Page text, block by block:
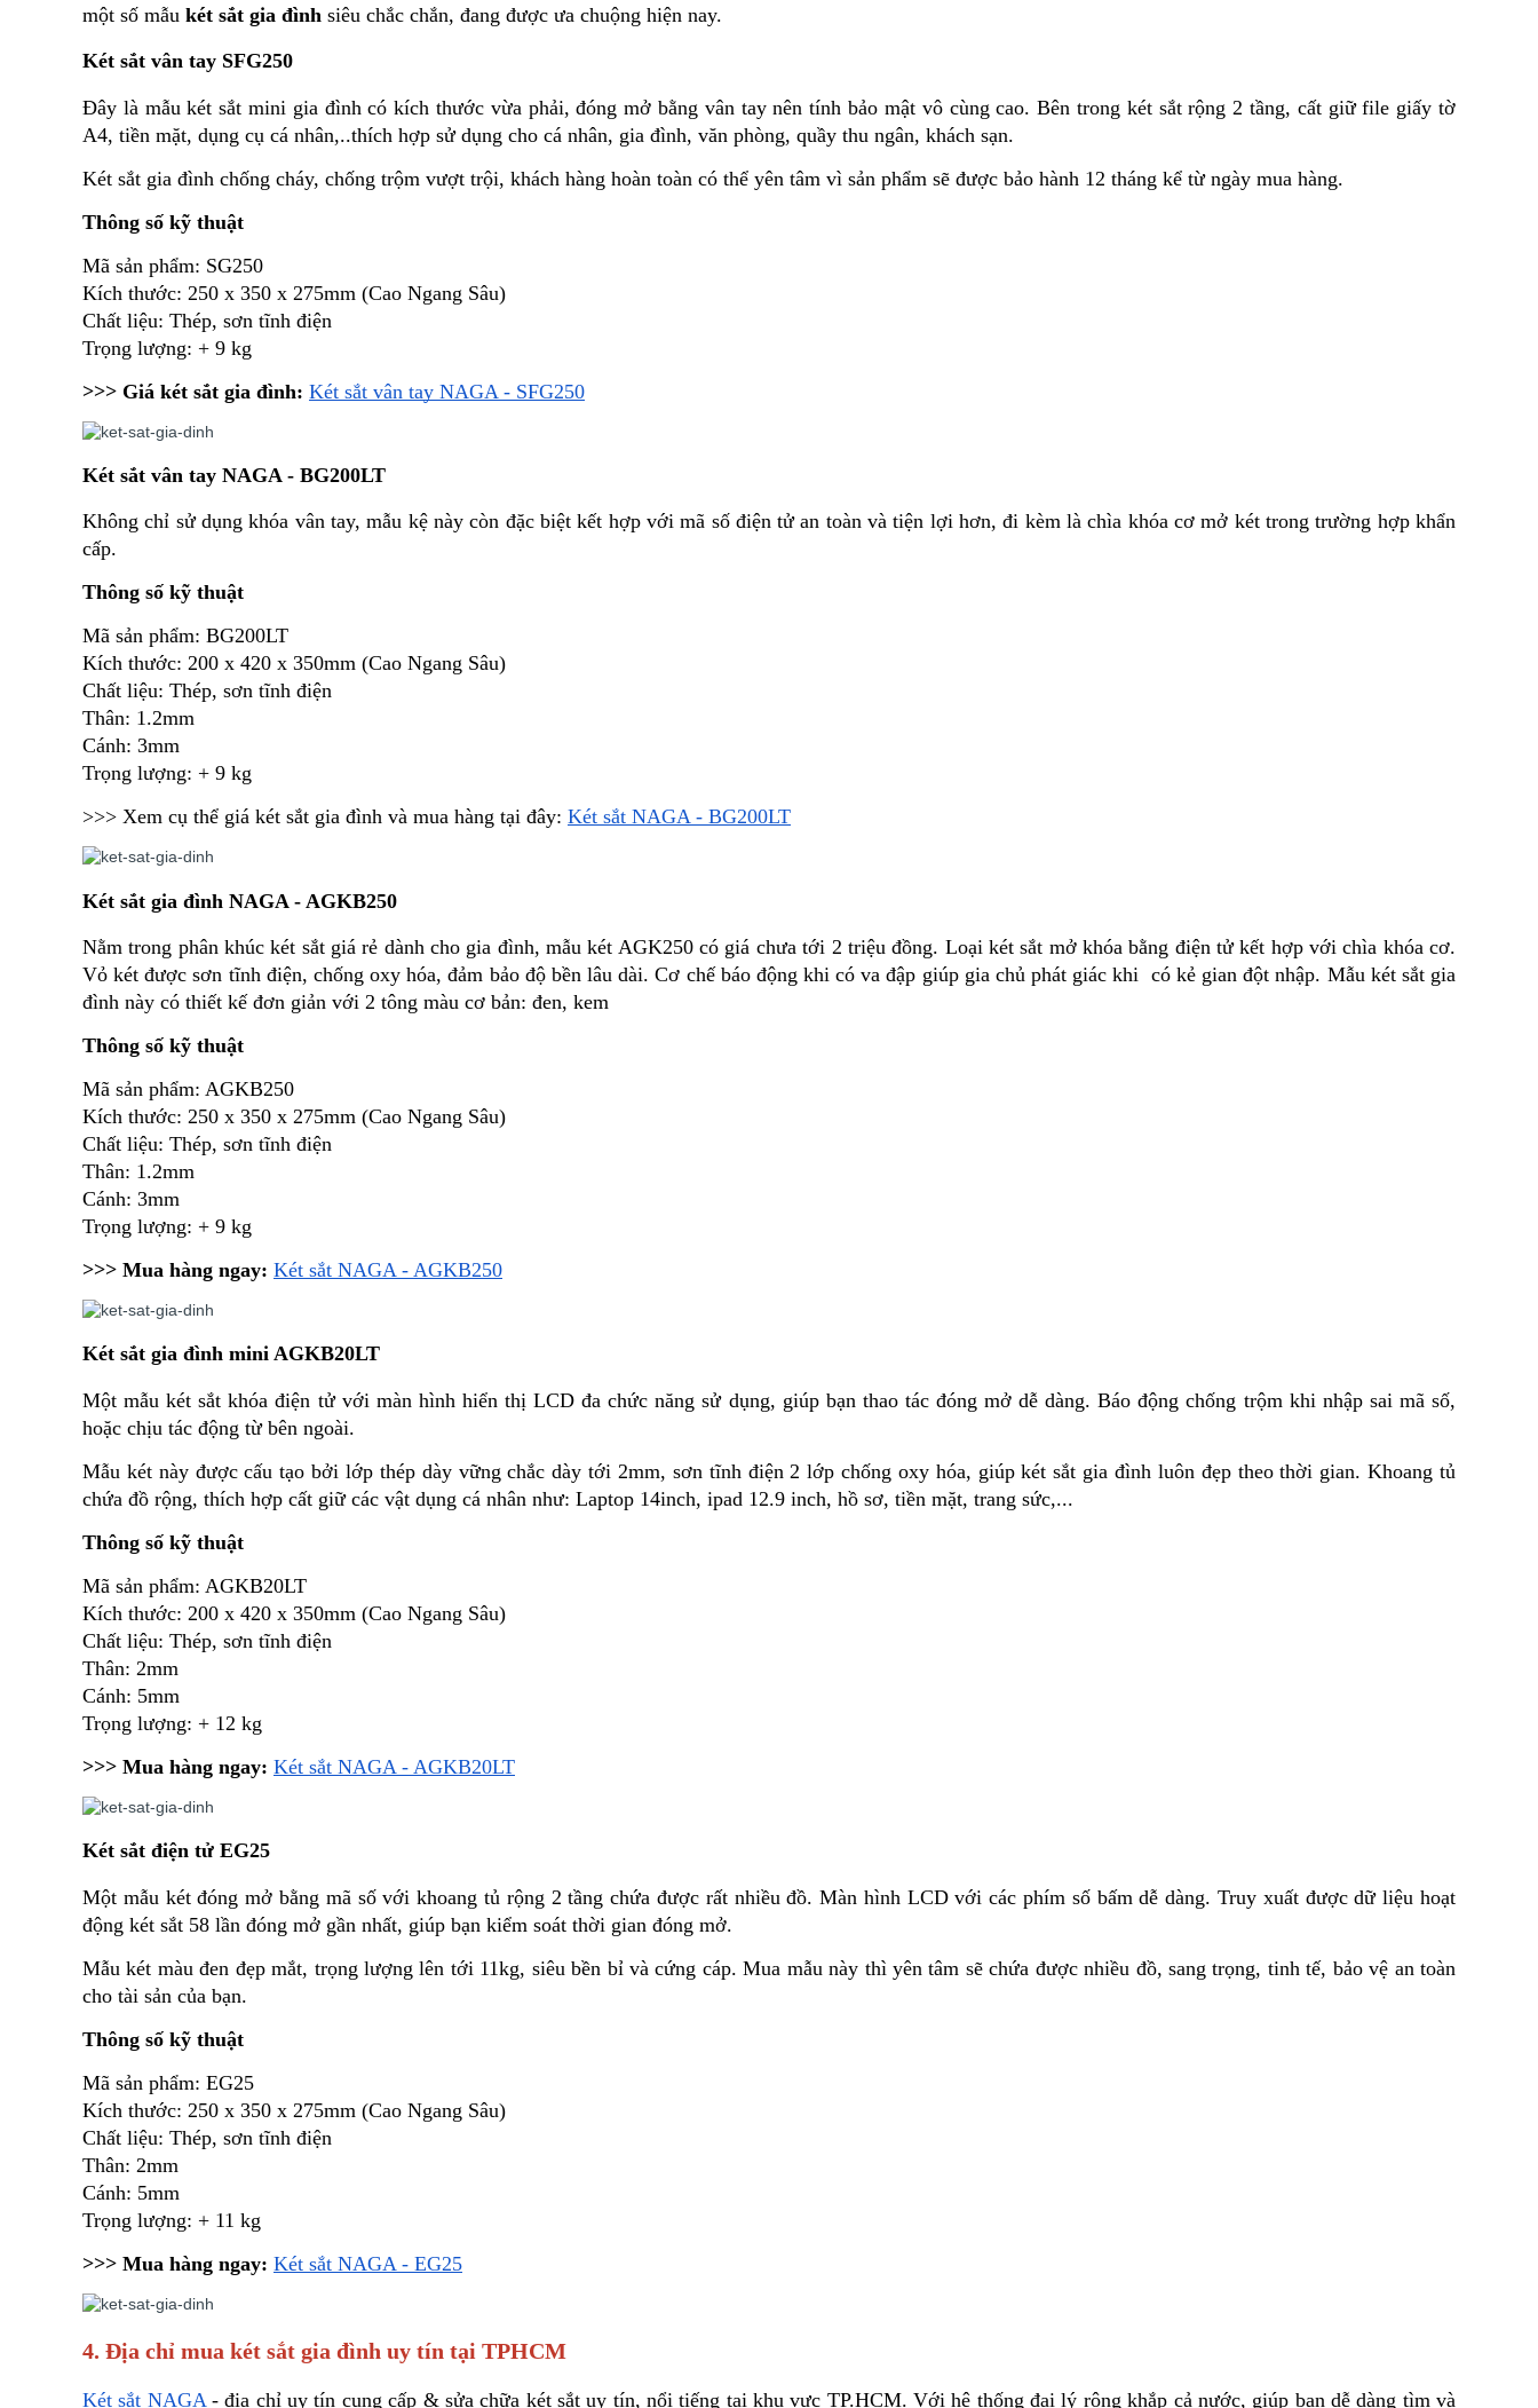
một số mẫu két sắt gia đình siêu chắc chắn, đang được ưa chuộng hiện nay.
Két sắt vân tay SFG250
Đây là mẫu két sắt mini gia đình có kích thước vừa phải, đóng mở bằng vân tay nên tính bảo mật vô cùng cao. Bên trong két sắt rộng 2 tầng, cất giữ file giấy tờ
A4, tiền mặt, dụng cụ cá nhân,..thích hợp sử dụng cho cá nhân, gia đình, văn phòng, quầy thu ngân, khách sạn.
Két sắt gia đình chống cháy, chống trộm vượt trội, khách hàng hoàn toàn có thể yên tâm vì sản phẩm sẽ được bảo hành 12 tháng kể từ ngày mua hàng.
Thông số kỹ thuật
Mã sản phẩm: SG250
Kích thước: 250 x 350 x 275mm (Cao Ngang Sâu)
Chất liệu: Thép, sơn tĩnh điện
Trọng lượng: + 9 kg
>>> Giá két sắt gia đình: Két sắt vân tay NAGA - SFG250
Két sắt vân tay NAGA - BG200LT
Không chỉ sử dụng khóa vân tay, mẫu kệ này còn đặc biệt kết hợp với mã số điện tử an toàn và tiện lợi hơn, đi kèm là chìa khóa cơ mở két trong trường hợp khẩn
cấp.
Thông số kỹ thuật
Mã sản phẩm: BG200LT
Kích thước: 200 x 420 x 350mm (Cao Ngang Sâu)
Chất liệu: Thép, sơn tĩnh điện
Thân: 1.2mm
Cánh: 3mm
Trọng lượng: + 9 kg
>>> Xem cụ thể giá két sắt gia đình và mua hàng tại đây: Két sắt NAGA - BG200LT
Két sắt gia đình NAGA - AGKB250
Nằm trong phân khúc két sắt giá rẻ dành cho gia đình, mẫu két AGK250 có giá chưa tới 2 triệu đồng. Loại két sắt mở khóa bằng điện tử kết hợp với chìa khóa cơ.
Vỏ két được sơn tĩnh điện, chống oxy hóa, đảm bảo độ bền lâu dài. Cơ chế báo động khi có va đập giúp gia chủ phát giác khi  có kẻ gian đột nhập. Mẫu két sắt gia
đình này có thiết kế đơn giản với 2 tông màu cơ bản: đen, kem
Thông số kỹ thuật
Mã sản phẩm: AGKB250
Kích thước: 250 x 350 x 275mm (Cao Ngang Sâu)
Chất liệu: Thép, sơn tĩnh điện
Thân: 1.2mm
Cánh: 3mm
Trọng lượng: + 9 kg
>>> Mua hàng ngay: Két sắt NAGA - AGKB250
Két sắt gia đình mini AGKB20LT
Một mẫu két sắt khóa điện tử với màn hình hiển thị LCD đa chức năng sử dụng, giúp bạn thao tác đóng mở dễ dàng. Báo động chống trộm khi nhập sai mã số,
hoặc chịu tác động từ bên ngoài.
Mẫu két này được cấu tạo bởi lớp thép dày vững chắc dày tới 2mm, sơn tĩnh điện 2 lớp chống oxy hóa, giúp két sắt gia đình luôn đẹp theo thời gian. Khoang tủ
chứa đồ rộng, thích hợp cất giữ các vật dụng cá nhân như: Laptop 14inch, ipad 12.9 inch, hồ sơ, tiền mặt, trang sức,...
Thông số kỹ thuật
Mã sản phẩm: AGKB20LT
Kích thước: 200 x 420 x 350mm (Cao Ngang Sâu)
Chất liệu: Thép, sơn tĩnh điện
Thân: 2mm
Cánh: 5mm
Trọng lượng: + 12 kg
>>> Mua hàng ngay: Két sắt NAGA - AGKB20LT
Két sắt điện tử EG25
Một mẫu két đóng mở bằng mã số với khoang tủ rộng 2 tầng chứa được rất nhiều đồ. Màn hình LCD với các phím số bấm dễ dàng. Truy xuất được dữ liệu hoạt
động két sắt 58 lần đóng mở gần nhất, giúp bạn kiểm soát thời gian đóng mở.
Mẫu két màu đen đẹp mắt, trọng lượng lên tới 11kg, siêu bền bỉ và cứng cáp. Mua mẫu này thì yên tâm sẽ chứa được nhiều đồ, sang trọng, tinh tế, bảo vệ an toàn
cho tài sản của bạn.
Thông số kỹ thuật
Mã sản phẩm: EG25
Kích thước: 250 x 350 x 275mm (Cao Ngang Sâu)
Chất liệu: Thép, sơn tĩnh điện
Thân: 2mm
Cánh: 5mm
Trọng lượng: + 11 kg
>>> Mua hàng ngay: Két sắt NAGA - EG25
4. Địa chỉ mua két sắt gia đình uy tín tại TPHCM
Két sắt NAGA - địa chỉ uy tín cung cấp & sửa chữa két sắt uy tín, nổi tiếng tại khu vực TP.HCM. Với hệ thống đại lý rộng khắp cả nước, giúp bạn dễ dàng tìm và